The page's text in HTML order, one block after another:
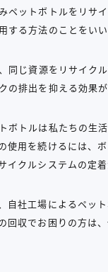
ペットボトルをリサ
する方法のことをいい
同じ資源をリサイク
の排出を抑える効果が
ボトルは私たちの生
使用を続けるには、
イクルシステムの定着
自社工場によるペッ
回収でお困りの方は